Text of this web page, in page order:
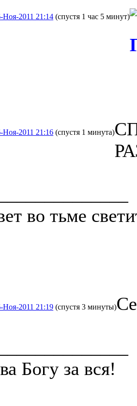
Ноя-2011 21:14 (спустя 1 час 5 минут)
Ноя-2011 21:16 (спустя 1 минута)
во тьме
Ноя-2011 21:19 (спустя 3 минуты)
Богу за вся!